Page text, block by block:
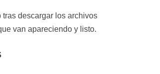
descargar los archivos
van apareciendo y listo.